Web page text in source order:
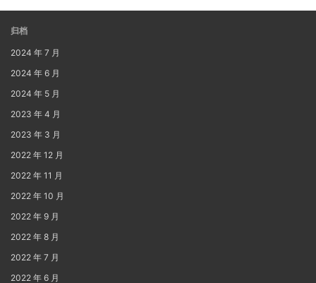
归档
2024 年 7 月
2024 年 6 月
2024 年 5 月
2023 年 4 月
2023 年 3 月
2022 年 12 月
2022 年 11 月
2022 年 10 月
2022 年 9 月
2022 年 8 月
2022 年 7 月
2022 年 6 月